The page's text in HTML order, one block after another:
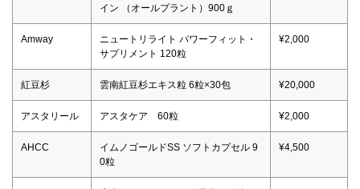
イン （オールプラント）900ｇ
Amway
ニュートリライト パワーフィット・
サプリメント 120粒
¥2,000
紅豆杉 雲南紅豆杉エキス粒 6粒×30包 ¥20,000
アスタリール アスタケア 60粒 ¥2,000
AHCC
イムノゴールドSS ソフトカプセル 9
0粒
¥4,500